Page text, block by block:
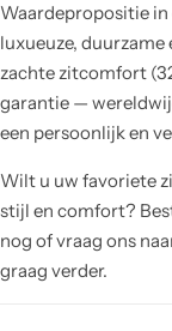
Waardepropositie
luxueuze,
zachte zitcomfort
garantie —
een persoonlijk en
Wilt u uw favoriete
stijl en comfort?
nog of vraag ons
graag verder.